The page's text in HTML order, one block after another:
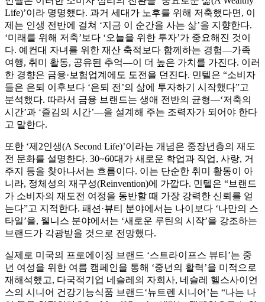
Life)’이라 명명했다. 과거 세대가 노후를 위해 저축했다면, 이
제는 인생 전반에 걸쳐 ‘지금 이 순간을 사는 삶’을 지향한다.
‘미래를 위해 저축’보다 ‘오늘을 위한 투자’가 중요해진 것이
다. 예컨대 자녀를 위한 재산 축적보다 함께하는 경험—가족
여행, 취미 활동, 공유된 추억—이 더 높은 가치를 가진다. 이러
한 경향은 금융·보험업계에도 도전을 던진다. 민텔은 “소비자
들은 은퇴 이후보다 ‘은퇴 전’의 삶에 투자하기 시작했다”고
분석했다. 따라서 금융 브랜드는 생애 전반의 균형—‘저축의
시간’과 ‘즐김의 시간’—을 설계해 주는 조력자가 되어야 한다
고 말한다.
또한 ‘제2인생(A Second Life)’이라는 개념은 중장년층의 재도
전 문화를 설명한다. 30~60대가 새로운 학업과 직업, 사랑, 거
주지 등을 찾아나서는 흐름이다. 이는 단순한 취미 활동이 아
니라, 정체성의 재구성(Reinvention)에 가깝다. 민텔은 “브랜드
가 소비자의 재도전 여정을 동반할 때 가장 강력한 신뢰를 얻
는다”고 지적한다. 패션·뷰티 분야에서는 나이보다 ‘나만의 스
타일’을, 웰니스 분야에서는 ‘새로운 루틴의 시작’을 강조하는
브랜드가 각광받을 것으로 전망했다.
실제로 미국의 프로에이징 브랜드 ‘스트라이프스 뷰티’는 중
년 여성을 위한 여름 캠페인을 통해 ‘중년의 활력’을 미적으로
재해석했고, 다국적기업 네슬레의 자회사, 네슬레 헬스사이언
스의 시니어 건강기능식품 브랜드‘뉴트렌 시니어’는 “나는 나